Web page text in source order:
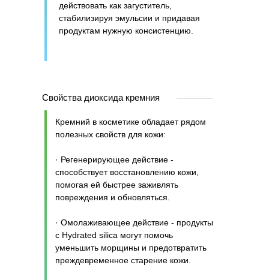
действовать как загуститель,
стабилизируя эмульсии и придавая
продуктам нужную консистенцию.
Свойства диоксида кремния
Кремний в косметике обладает рядом
полезных свойств для кожи:
· Регенерирующее действие -
способствует восстановлению кожи,
помогая ей быстрее заживлять
повреждения и обновляться.
· Омолаживающее действие - продукты
с Hydrated silica могут помочь
уменьшить морщины и предотвратить
преждевременное старение кожи.